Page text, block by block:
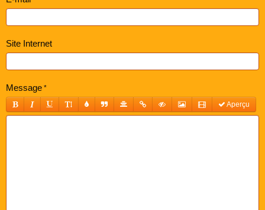
Site Internet
Message
Aperçu